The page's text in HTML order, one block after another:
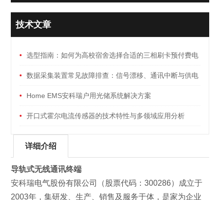
技术文章
选型指南：如何为高校宿舍选择合适的三相刷卡预付费电
能表数据采集装置常见故障排查：信号漂移、通讯中断与供电
异常Home EMS安科瑞户用光储系统解决方案
开口式霍尔电流传感器的技术特性与多领域应用分析
详细介绍
导轨式无线通讯终端
安科瑞电气股份有限公司（股票代码：300286）成立于
2003年，集研发、生产、销售及服务于体，是家为企业